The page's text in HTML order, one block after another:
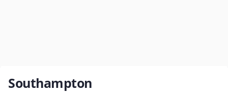
Southampton